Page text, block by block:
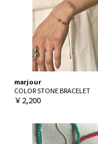
marjour
COLOR STONE BRACELET
￥2,200